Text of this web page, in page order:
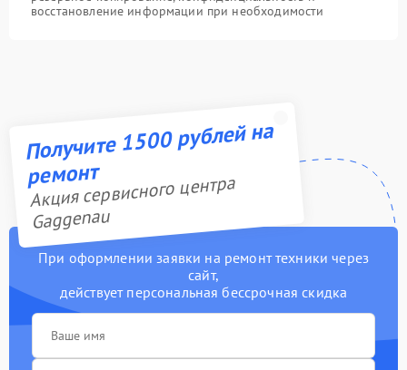
восстановление информации при необходимости
Получите 1500 рублей на
ремонт
Акция сервисного центра
Gaggenau
При оформлении заявки на ремонт техники через
сайт,
действует персональная бессрочная скидка